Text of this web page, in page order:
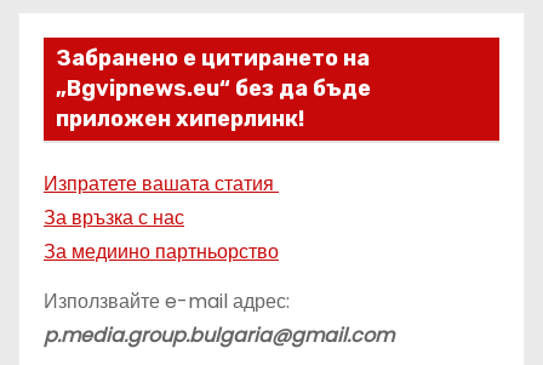
н
а
п
у
б
л
и
Забранено е цитирането на
„Bgvipnews.eu“ без да бъде
приложен хиперлинк!
Изпратете вашата статия
За връзка с нас
За медиино партньорство
Използвайте e-mail адрес:
p.media.group.bulgaria@gmail.com